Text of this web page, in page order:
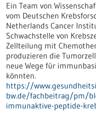
Ein Team von
vom Deutschen
Netherlands Cancer
Schwachstelle von
Zellteilung mit
produzieren die
neue Wege für
könnten.
https://
bw.de/fachbeitrag/pm/
immunaktive-peptide-